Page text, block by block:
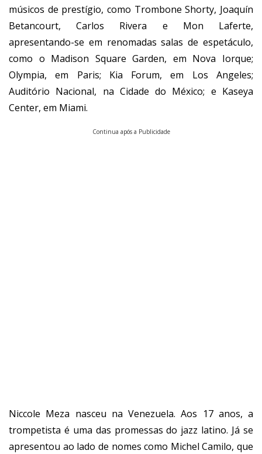
músicos de prestígio, como Trombone Shorty, Joaquín
Betancourt, Carlos Rivera e Mon Laferte,
apresentando-se em renomadas salas de espetáculo,
como o Madison Square Garden, em Nova Iorque;
Olympia, em Paris; Kia Forum, em Los Angeles;
Auditório Nacional, na Cidade do México; e Kaseya
Center, em Miami.
Continua após a Publicidade
Niccole Meza nasceu na Venezuela. Aos 17 anos, a
trompetista é uma das promessas do jazz latino. Já se
apresentou ao lado de nomes como Michel Camilo, que